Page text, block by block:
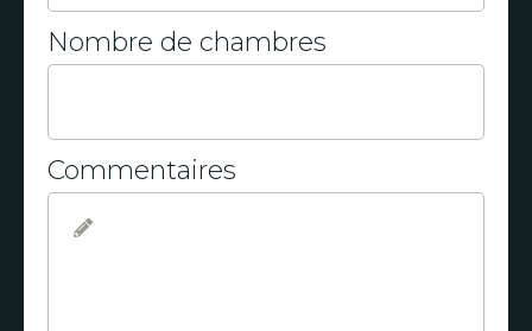
Nombre de chambres
Commentaires